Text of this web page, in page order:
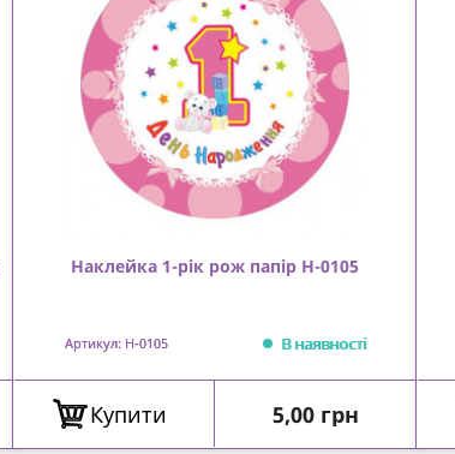
Наклейка 1-рік рож папір Н-0105
Артикул: Н-0105 В наявності
Купити Ціна
5,00 грн